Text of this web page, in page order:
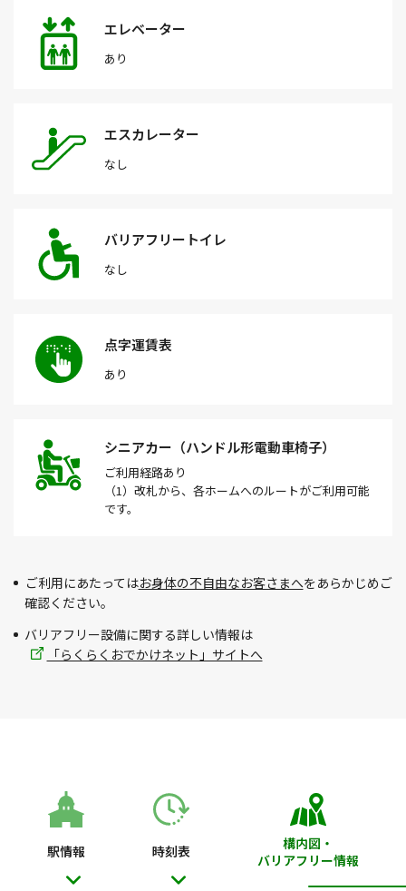
エレベーター
あり
エスカレーター
なし
バリアフリートイレ
なし
点字運賃表
あり
シニアカー（ハンドル形電動車椅子）
ご利用経路あり
（1）改札から、各ホームへのルートがご利用可能
です。
ご利用にあたってはお身体の不自由なお客さまへをあらかじめご
確認ください。
バリアフリー設備に関する詳しい情報は
「らくらくおでかけネット」サイトへ
駅情報 時刻表
構内図・
バリアフリー情報